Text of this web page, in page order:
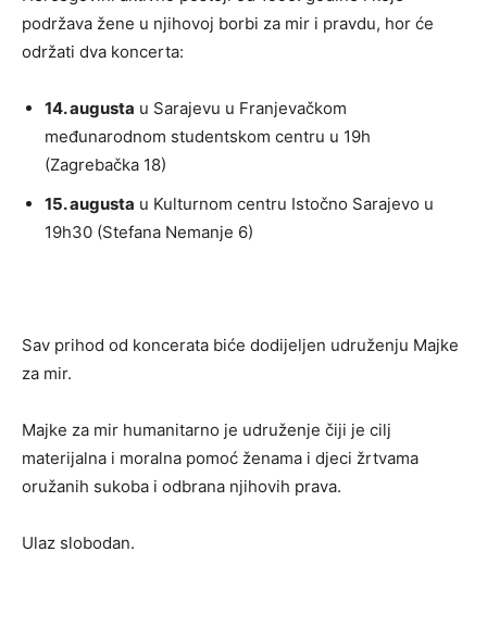
podržava žene u njihovoj borbi za mir i pravdu, hor će
održati dva koncerta:
14. augusta u Sarajevu u Franjevačkom
međunarodnom studentskom centru u 19h
(Zagrebačka 18)
15. augusta u Kulturnom centru Istočno Sarajevo u
19h30 (Stefana Nemanje 6)
Sav prihod od koncerata biće dodijeljen udruženju Majke
za mir.
Majke za mir humanitarno je udruženje čiji je cilj
materijalna i moralna pomoć ženama i djeci žrtvama
oružanih sukoba i odbrana njihovih prava.
Ulaz slobodan.